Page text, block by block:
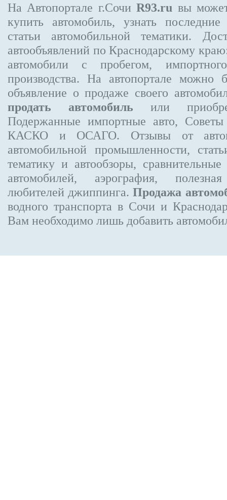
На Автопортале г.СочиR93.ru вы
купить автомобиль, узнать
статьи автомобильной тематики.
автообъявлений по Краснодарскому
автомобили с пробегом,
производства. На автопортале можно
объявление о продаже своего
продать автомобиль или
Подержанные импортные авто, Советы
КАСКО и ОСАГО. Отзывы от
автомобильной промышленности,
тематику и автообзоры,
автомобилей, аэрография,
любителей джиппинга.Продажа
водного транспорта в Сочи и
Вам необходимо лишь добавить